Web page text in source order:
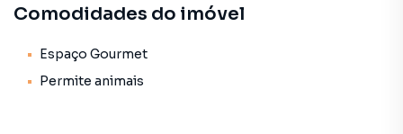
Edicula
Sala ampla para dois ambientes, ideal para receber visitas
e aproveitar momentos em família.
Comodidades do imóvel
Espaço Gourmet
Permite animais